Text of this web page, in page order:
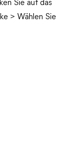
Sie auf das
> Wählen Sie